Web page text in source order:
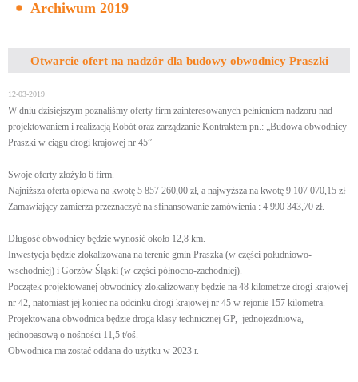
Archiwum 2019
Otwarcie ofert na nadzór dla budowy obwodnicy Praszki
12-03-2019
W dniu dzisiejszym poznaliśmy oferty firm zainteresowanych pełnieniem nadzoru nad
projektowaniem i realizacją Robót oraz zarządzanie Kontraktem pn.: „Budowa obwodnicy
Praszki w ciągu drogi krajowej nr 45”
Swoje oferty złożyło 6 firm.
Najniższa oferta opiewa na kwotę 5 857 260,00 zł, a najwyższa na kwotę 9 107 070,15 zł
Zamawiający zamierza przeznaczyć na sfinansowanie zamówienia : 4 990 343,70 zł.
Długość obwodnicy będzie wynosić około 12,8 km.
Inwestycja będzie zlokalizowana na terenie gmin Praszka (w części południowo-
wschodniej) i Gorzów Śląski (w części północno-zachodniej).
Początek projektowanej obwodnicy zlokalizowany będzie na 48 kilometrze drogi krajowej
nr 42, natomiast jej koniec na odcinku drogi krajowej nr 45 w rejonie 157 kilometra.
Projektowana obwodnica będzie drogą klasy technicznej GP, jednojezdniową,
jednopasową o nośności 11,5 t/oś.
Obwodnica ma zostać oddana do użytku w 2023 r.